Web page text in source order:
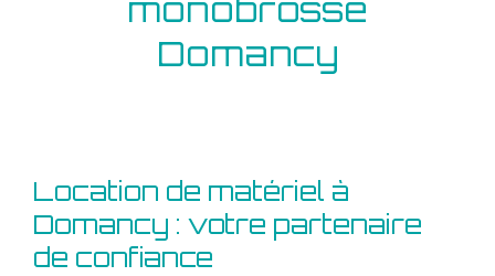
monobrosse
Domancy
Location de matériel à
Domancy : votre partenaire
de confiance